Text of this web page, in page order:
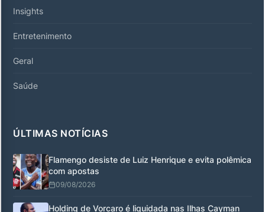
Insights
Entretenimento
Geral
Saúde
ÚLTIMAS NOTÍCIAS
Flamengo desiste de Luiz Henrique e evita polêmica
com apostas
09/08/2026
Holding de Vorcaro é liquidada nas Ilhas Cayman